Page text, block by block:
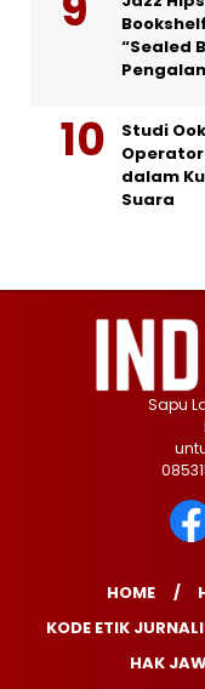
“Sealed
Studi
Operator
dalam
Suara
Sapu
HOME
KODE ETIK
HAK